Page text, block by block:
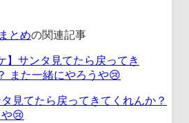
とめの関連記事
タ見てたら戻ってきてくれんか？
😢